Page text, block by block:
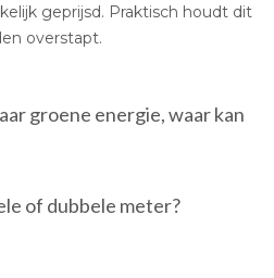
geprijsd. Praktisch houdt dit
overstapt.
groene energie, waar kan
of dubbele meter?